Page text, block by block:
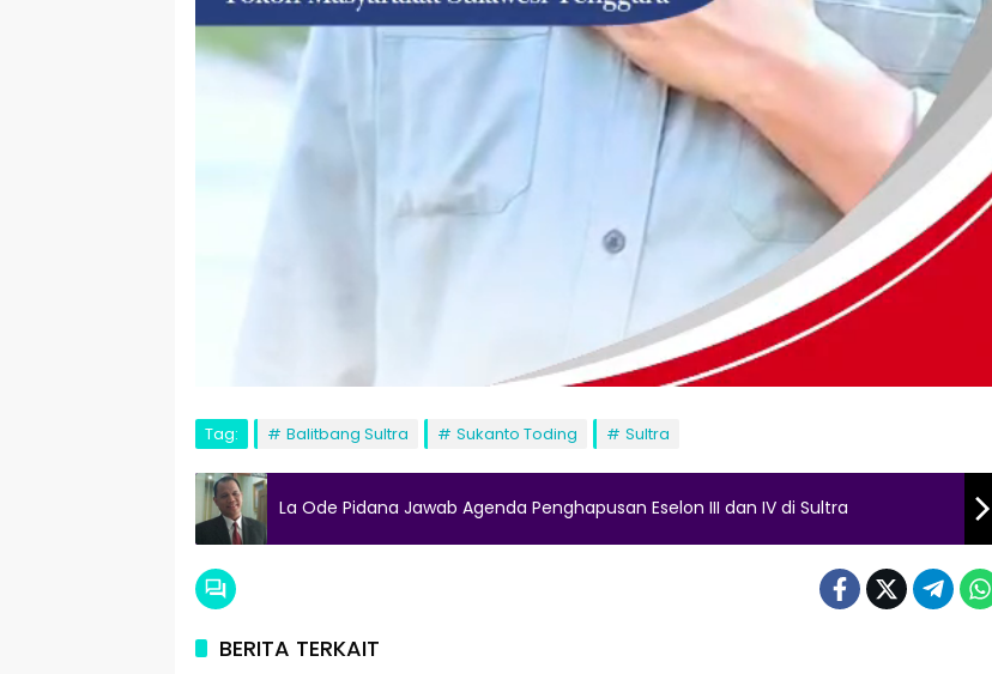
Tag: Balitbang Sultra Sukanto Toding Sultra
La Ode Pidana Jawab Agenda Penghapusan Eselon III dan IV di Sultra
BERITA TERKAIT